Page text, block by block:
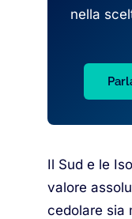
nella
Il Sud e le
valore
cedolare sia